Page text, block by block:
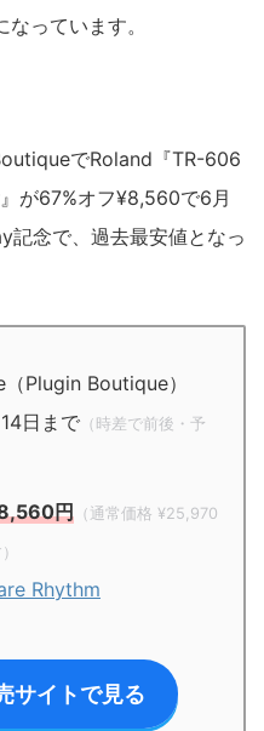
なっています。
でRoland『TR-606
が67%オフ¥8,560で6月
記念で、過去最安値となっ
Plugin Boutique）
日まで （時差で前後・予
円 （通常価格 ¥25,970
Rhythm
サイトで見る